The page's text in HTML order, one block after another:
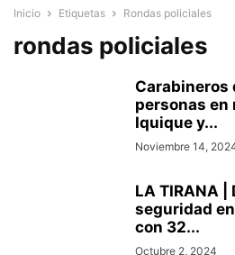
Inicio Etiquetas Rondas policiales
rondas policiales
Carabineros
personas en
Iquique y...
Noviembre 14,
LA TIRANA |
seguridad
con 32...
Octubre 2, 2024